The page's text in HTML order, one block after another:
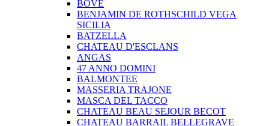
BOVE
BENJAMIN DE ROTHSCHILD VEGA
SICILIA
BATZELLA
CHATEAU D'ESCLANS
ANGAS
47 ANNO DOMINI
BALMONTEE
MASSERIA TRAJONE
MASCA DEL TACCO
CHATEAU BEAU SEJOUR BECOT
CHATEAU BARRAIL BELLEGRAVE